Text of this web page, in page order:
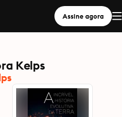
Assine agora
Kelps